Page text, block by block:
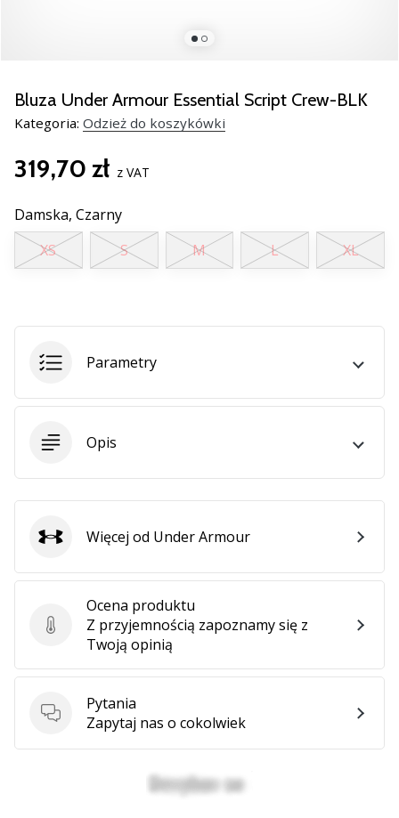
wszystkie
artykuły
Bluza Under Armour Essential Script Crew-BLK
Kategoria: Odzież do koszykówki
319,70 zł z VAT
Damska, Czarny
XS
S M L XL
Parametry
Opis
Ocena produktu
Ocena produktu
Z przyjemnością zapoznamy się z
Twoją opinią
Pytania
Pytania
Zapytaj nas o cokolwiek
Under Armour
Więcej od Under Armour